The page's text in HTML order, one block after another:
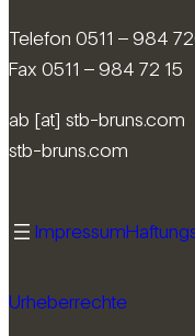
Telefon 0511 – 984
Fax 0511 – 984 72 15
ab [at] stb-bruns.com
stb-bruns.com
Impressum
Urheberrechte